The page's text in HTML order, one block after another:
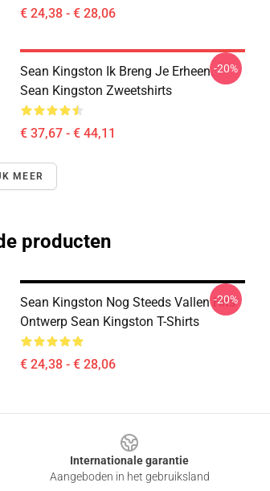
€ 24,38 - € 28,06
Sean Kingston Ik Breng Je Erheen.
Sean Kingston Zweetshirts
€ 37,67 - € 44,11
-20%
MEER
producten
Sean Kingston Nog Steeds Vallen Hits
Ontwerp Sean Kingston T-Shirts
€ 24,38 - € 28,06
-20%
Internationale garantie
Aangeboden in het gebruiksland